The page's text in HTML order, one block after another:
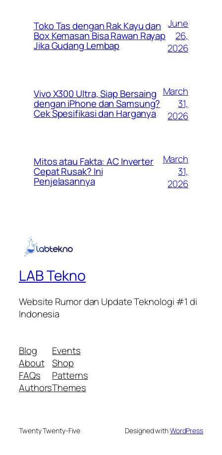
Toko Tas dengan Rak Kayu dan
Box Kemasan Bisa Rawan Rayap
Jika Gudang Lembap
June
26,
2026
Vivo X300 Ultra, Siap Bersaing
dengan iPhone dan Samsung?
Cek Spesifikasi dan Harganya
March
31,
2026
Mitos atau Fakta: AC Inverter
Cepat Rusak? Ini
Penjelasannya
March
31,
2026
LAB Tekno
Website Rumor dan Update Teknologi #1 di
Indonesia
Blog
About
FAQs
Authors
Events
Shop
Patterns
Themes
Twenty Twenty-Five Designed withWordPress